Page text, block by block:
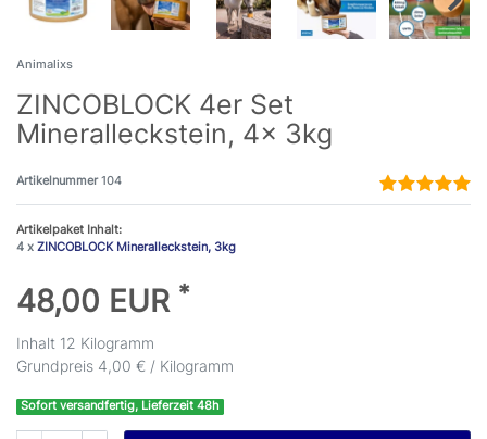
Animalixs
ZINCOBLOCK 4er Set
Mineralleckstein, 4x 3kg
Artikelnummer104
Artikelpaket Inhalt:
4 x ZINCOBLOCK Mineralleckstein, 3kg
48,00 EUR *
Inhalt 12 Kilogramm
Grundpreis 4,00 € / Kilogramm
Sofort versandfertig, Lieferzeit 48h